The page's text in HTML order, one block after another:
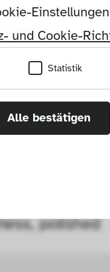
und Cookie-
Statistik
Alle bestätigen
Fällen wird
Baccarat
Europe
polished